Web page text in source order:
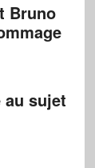
Bruno
au sujet